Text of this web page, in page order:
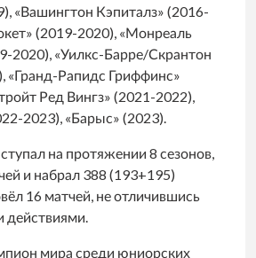
«Вашингтон Кэпиталз» (2016-
(2019-2020), «Монреаль
2020), «Уилкс-Барре/Скрантон
«Гранд-Рапидс Гриффинс»
Ред Вингз» (2021-2022),
2023), «Барыс» (2023).
на протяжении 8 сезонов,
и набрал 388 (193+195)
16 матчей, не отличившись
действиями.
мира среди юниорских